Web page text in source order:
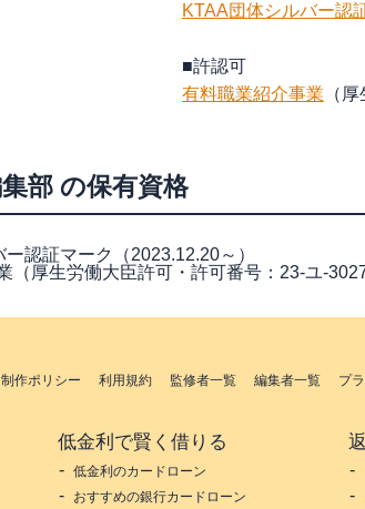
KTAA団体シルバー認
■許認可
有料職業紹介事業 （
部 の保有資格
認証マーク（2023.12.20～）
（厚生労働大臣許可・許可番号：23-ユ-
作ポリシー 利用規約 監修者一覧 編集者一覧 プ
低金利で賢く借りる
低金利のカードローン
おすすめの銀行カードローン